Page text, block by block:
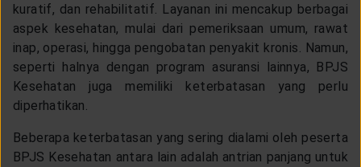
kuratif, dan rehabilitatif. Layanan ini mencakup berbagai
aspek kesehatan, mulai dari pemeriksaan umum, rawat
inap, operasi, hingga pengobatan penyakit kronis. Namun,
seperti halnya dengan program asuransi lainnya, BPJS
Kesehatan juga memiliki keterbatasan yang perlu
diperhatikan.
Beberapa keterbatasan yang sering dialami oleh peserta
BPJS Kesehatan antara lain adalah antrian panjang untuk